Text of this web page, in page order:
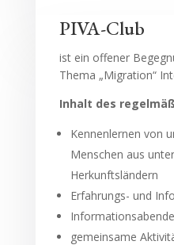
PIVA-Club
ist ein offener
Thema „Migration“
Inhalt des
Kennenlernen von
Menschen aus
Herkunftsländern
Erfahrungs- und
Informationsabende
gemeinsame